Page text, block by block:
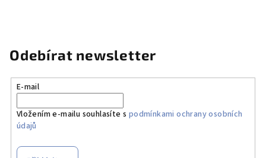
Odebírat newsletter
E-mail
Vložením e-mailu souhlasíte s podmínkami ochrany osobních
údajů